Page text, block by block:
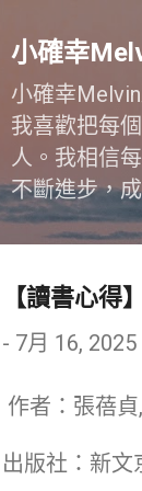
小確幸
小確幸
我喜歡把每
人。我相信
不斷進步，
【讀書心得
- 7月 16, 2025
作者：張蓓
出版社：新文